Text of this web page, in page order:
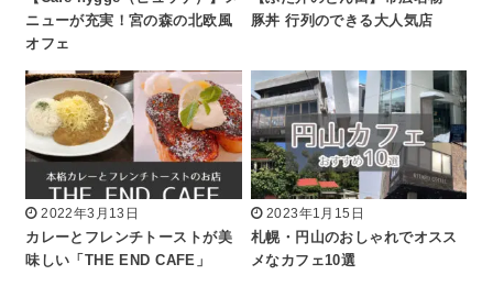
ニューが充実！宮の森の北欧風
オフェ
豚丼 行列のできる大人気店
2022年3月13日
カレーとフレンチトーストが美
味しい「THE END CAFE」
2023年1月15日
札幌・円山のおしゃれでオスス
メなカフェ10選